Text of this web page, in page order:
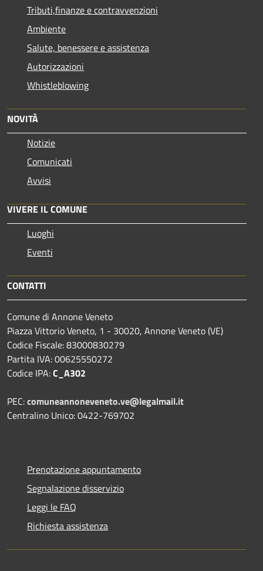
Tributi,finanze e contravvenzioni
Ambiente
Salute, benessere e assistenza
Autorizzazioni
Whistleblowing
NOVITÀ
Notizie
Comunicati
Avvisi
VIVERE IL COMUNE
Luoghi
Eventi
CONTATTI
Comune di Annone Veneto
Piazza Vittorio Veneto, 1 - 30020, Annone Veneto (VE)
Codice Fiscale: 83000830279
Partita IVA: 00625550272
Codice IPA:C_A302
PEC:comuneannoneveneto.ve@legalmail.it
Centralino Unico: 0422-769702
Prenotazione appuntamento
Segnalazione disservizio
Leggi le FAQ
Richiesta assistenza